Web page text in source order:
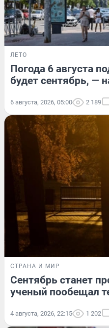
ЛЕТО
Погода 6 августа
будет сентябрь, —
6 августа, 2026, 05:00 2 189
СТРАНА И МИР
Сентябрь станет
ученый пообещал
4 августа, 2026, 22:15 1 202